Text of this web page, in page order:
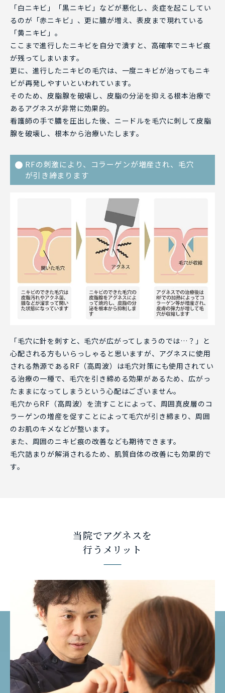
「白ニキビ」「黒ニキビ」などが悪化し、炎症を起こしてい
るのが「赤ニキビ」、更に膿が増え、表皮まで現れている
「黄ニキビ」。
ここまで進行したニキビを自分で潰すと、高確率でニキビ痕
が残ってしまいます。
更に、進行したニキビの毛穴は、一度ニキビが治ってもニキ
ビが再発しやすいといわれています。
そのため、皮脂腺を破壊し、皮脂の分泌を抑える根本治療で
あるアグネスが非常に効果的。
看護師の手で膿を圧出した後、ニードルを毛穴に刺して皮脂
腺を破壊し、根本から治療いたします。
RFの刺激により、コラーゲンが増産され、毛穴
が引き締まります
「毛穴に針を刺すと、毛穴が広がってしまうのでは…？」と
心配される方もいらっしゃると思いますが、アグネスに使用
される熱源であるRF（高周波）は毛穴対策にも使用されてい
る治療の一種で、毛穴を引き締める効果があるため、広がっ
たままになってしまうという心配はございません。
毛穴からRF（高周波）を流すことによって、周囲真皮層のコ
ラーゲンの増産を促すことによって毛穴が引き締まり、周囲
のお肌のキメなどが整います。
また、周囲のニキビ痕の改善なども期待できます。
毛穴詰まりが解消されるため、肌質自体の改善にも効果的で
す。
当院でアグネスを
行うメリット